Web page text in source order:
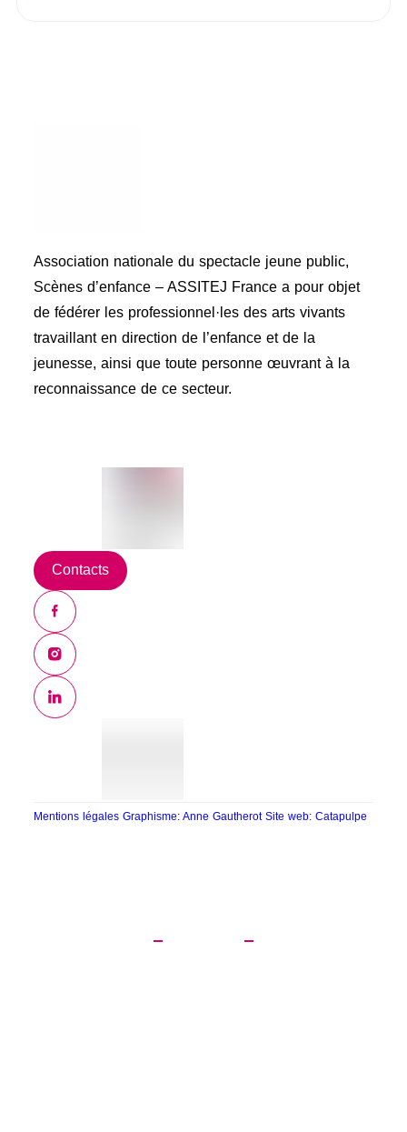
Association nationale du spectacle jeune public,
Scènes d’enfance – ASSITEJ France a pour objet
de fédérer les professionnel·les des arts vivants
travaillant en direction de l’enfance et de la
jeunesse, ainsi que toute personne œuvrant à la
reconnaissance de ce secteur.
Contacts
Mentions légalesGraphisme: Anne GautherotSite web: Catapulpe